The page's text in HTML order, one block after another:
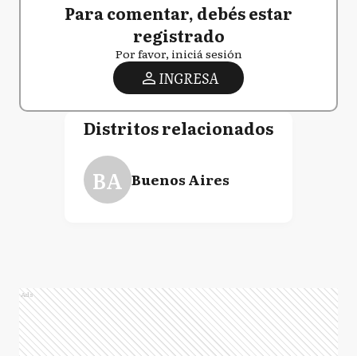
Para comentar, debés estar
registrado
Por favor, iniciá sesión
INGRESA
Distritos relacionados
BA Buenos Aires
Ads